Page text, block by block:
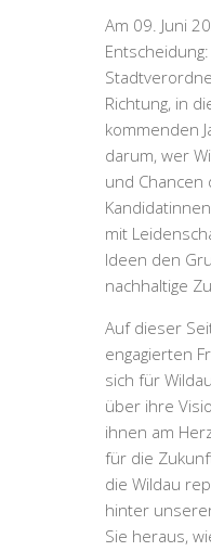
Am 09. Juni
Richtung, in
kommenden
darum, wer
und
mit
Ideen den
nachhaltige
Auf dieser
engagierten
sich für
über ihre
ihnen am
für die
die Wildau
hinter
Sie heraus,